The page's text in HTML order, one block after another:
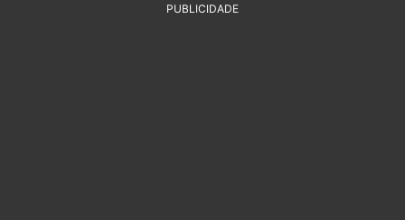
PUBLICIDADE